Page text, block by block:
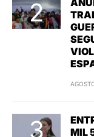
MIL